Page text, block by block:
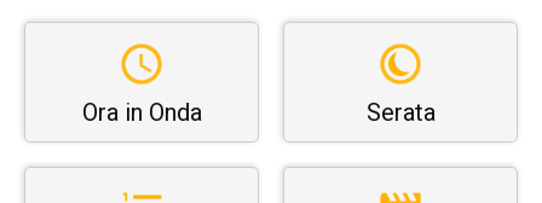
Ora in Onda Serata